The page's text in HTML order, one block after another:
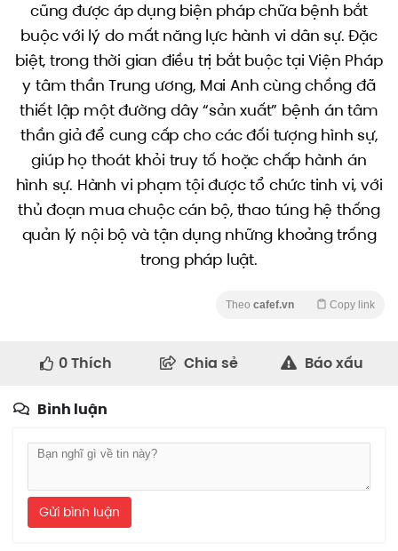
cũng được áp dụng biện pháp chữa bệnh bắt
buộc với lý do mất năng lực hành vi dân sự. Đặc
biệt, trong thời gian điều trị bắt buộc tại Viện Pháp
y tâm thần Trung ương, Mai Anh cùng chồng đã
thiết lập một đường dây “sản xuất” bệnh án tâm
thần giả để cung cấp cho các đối tượng hình sự,
giúp họ thoát khỏi truy tố hoặc chấp hành án
hình sự. Hành vi phạm tội được tổ chức tinh vi, với
thủ đoạn mua chuộc cán bộ, thao túng hệ thống
quản lý nội bộ và tận dụng những khoảng trống
trong pháp luật.
Theo cafef.vn Copy link
0Thích Chia sẻ Báo xấu
Bình luận
Gửi bình luận